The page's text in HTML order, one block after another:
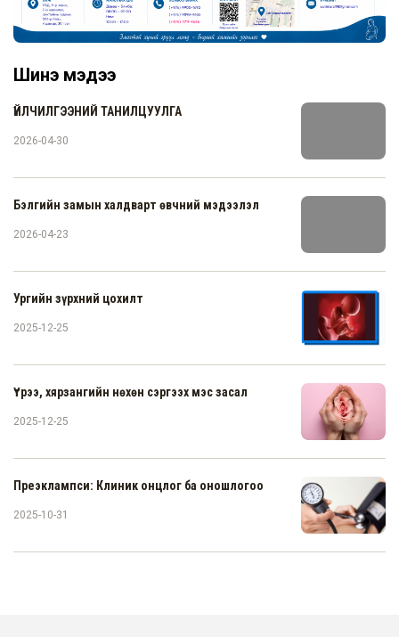
Шинэ мэдээ
ҮЙЛЧИЛГЭЭНИЙ ТАНИЛЦУУЛГА
2026-04-30
Бэлгийн замын халдварт өвчний мэдээлэл
2026-04-23
Ургийн зүрхний цохилт
2025-12-25
Үтрээ, хярзангийн нөхөн сэргээх мэс засал
2025-12-25
Преэклампси: Клиник онцлог ба оношлогоо
2025-10-31